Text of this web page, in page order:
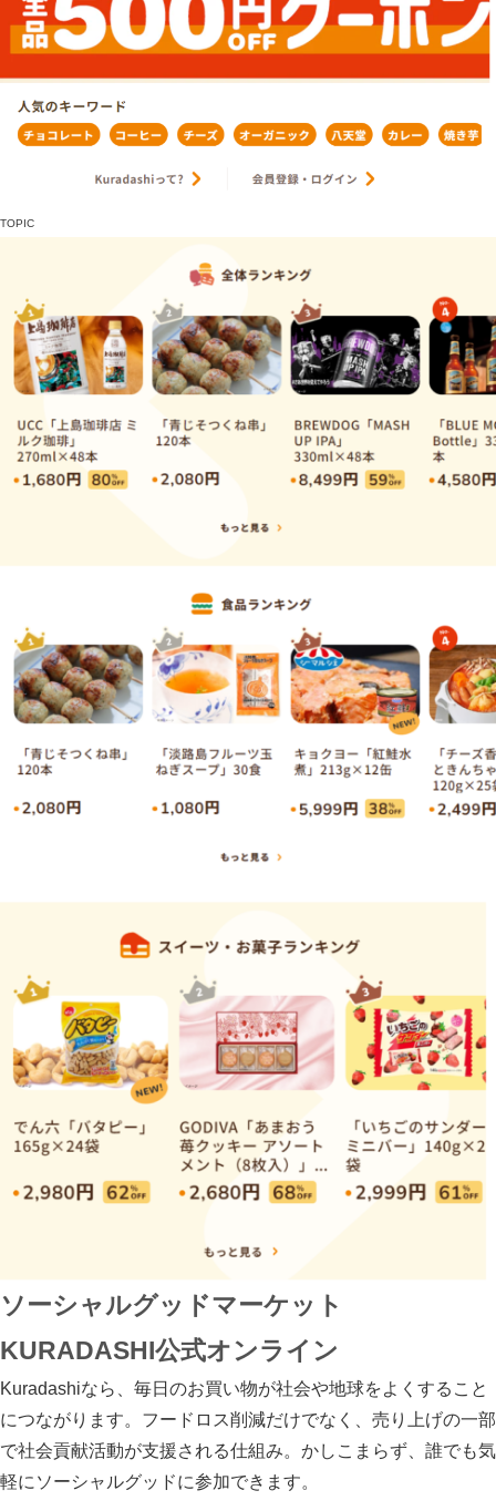
TOPIC
ソーシャルグッドマーケット
KURADASHI公式オンライン
Kuradashiなら、毎日のお買い物が社会や地球をよくすること
につながります。フードロス削減だけでなく、売り上げの一部
で社会貢献活動が支援される仕組み。かしこまらず、誰でも気
軽にソーシャルグッドに参加できます。